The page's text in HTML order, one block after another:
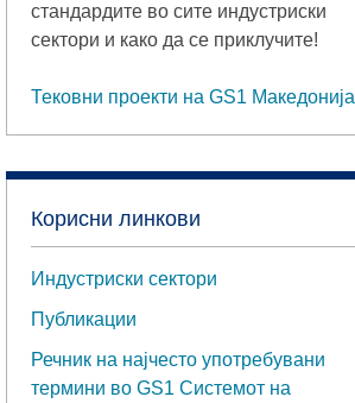
стандардите во сите индустриски
сектори и како да се приклучите!
Тековни проекти на GS1 Македонија
Корисни линкови
Индустриски сектори
Публикации
Речник на најчесто употребувани
термини во GS1 Системот на